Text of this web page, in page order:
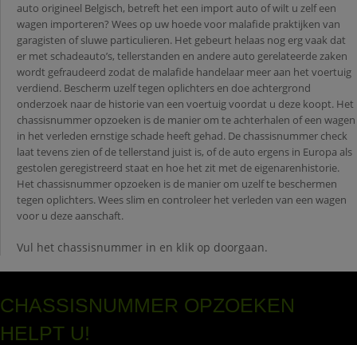
auto origineel Belgisch, betreft het een import auto of wilt u zelf een
wagen importeren? Wees op uw hoede voor malafide praktijken van
garagisten of sluwe particulieren. Het gebeurt helaas nog erg vaak dat
er met schadeauto’s, tellerstanden en andere auto gerelateerde zaken
wordt gefraudeerd zodat de malafide handelaar meer aan het voertuig
verdiend. Bescherm uzelf tegen oplichters en doe achtergrond
onderzoek naar de historie van een voertuig voordat u deze koopt. Het
chassisnummer opzoeken is de manier om te achterhalen of een wagen
in het verleden ernstige schade heeft gehad. De chassisnummer check
laat tevens zien of de tellerstand juist is, of de auto ergens in Europa als
gestolen geregistreerd staat en hoe het zit met de eigenarenhistorie.
Het chassisnummer opzoeken is de manier om uzelf te beschermen
tegen oplichters. Wees slim en controleer het verleden van een wagen
voor u deze aanschaft.
Vul het chassisnummer in en klik op doorgaan.
CHASSISNUMMER OPZOEKEN
HELPT U!